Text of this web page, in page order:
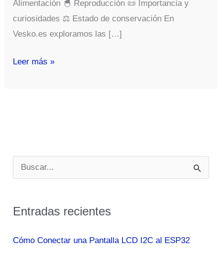
Alimentación 🐣 Reproducción 📜 Importancia y
curiosidades ⚖️ Estado de conservación En
Vesko.es exploramos las […]
Ornithorhynchus
Leer más »
u
c
Entradas recientes
Cómo Conectar una Pantalla LCD I2C al ESP32